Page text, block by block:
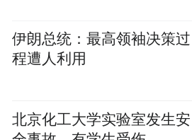
伊朗总统：最高领袖决策过
程遭人利用
北京化工大学实验室发生安